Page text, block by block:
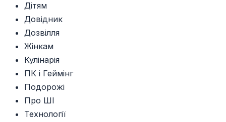
Дітям
Довідник
Дозвілля
Жінкам
Кулінарія
ПК і Геймінг
Подорожі
Про ШІ
Технології